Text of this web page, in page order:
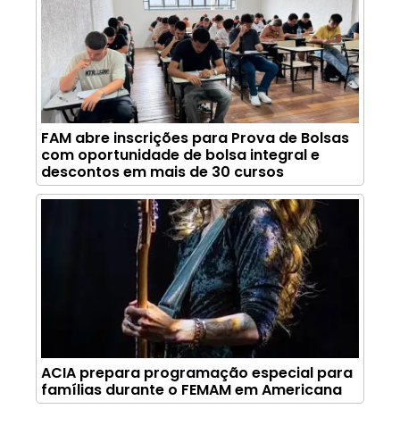
FAM abre inscrições para Prova de Bolsas
com oportunidade de bolsa integral e
descontos em mais de 30 cursos
ACIA prepara programação especial para
famílias durante o FEMAM em Americana